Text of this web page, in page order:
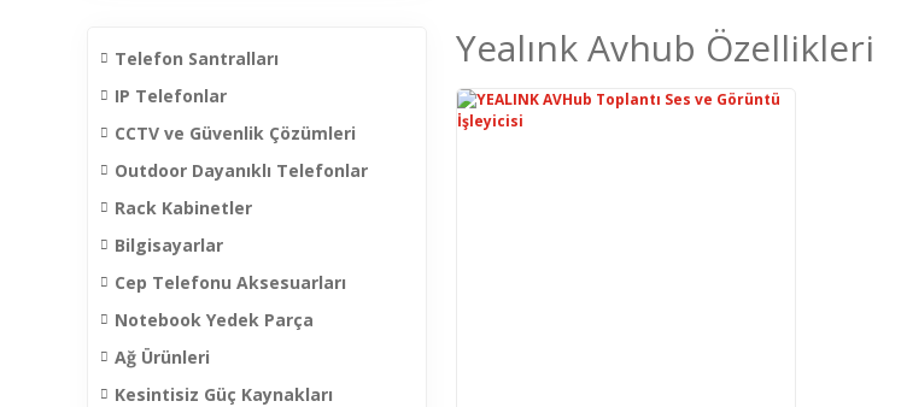
Telefon Santralları
IP Telefonlar
CCTV ve Güvenlik Çözümleri
Outdoor Dayanıklı Telefonlar
Rack Kabinetler
Bilgisayarlar
Cep Telefonu Aksesuarları
Notebook Yedek Parça
Ağ Ürünleri
Kesintisiz Güç Kaynakları
Yealınk Avhub Özellikleri